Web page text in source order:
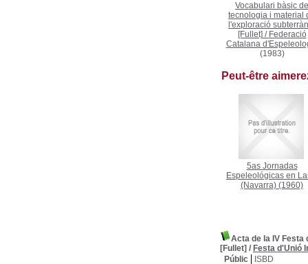
Vocabulari bàsic de
tecnologia i material
l'exploració
[Fullet] / Federació
Catalana
(1983)
Peut-être
5as Jornadas
Espeleológicas en
(Navarra) (1960)
Acta de la IV Festa
[Fullet] / Festa d'Unió
Públic
ISBD